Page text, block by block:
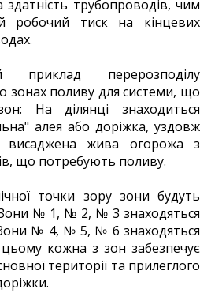
здатність трубопроводів, чим
робочий тиск на кінцевих
приклад перерозподілу
зонах поливу для системи, що
На ділянці знаходиться
алея або доріжка, уздовж
жива огорожа з
що потребують поливу.
точки зору зони будуть
№ 1, № 2, № 3 знаходяться
№ 4, № 5, № 6 знаходяться
кожна з зон забезпечує
території та прилеглого